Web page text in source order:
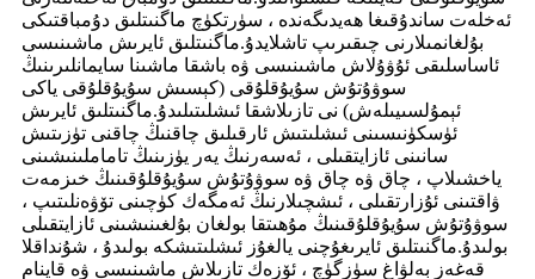
ئەخلەت ساندۇقىغا ھەيدىگەندە ، سۈرتكۈچ ماگنىتلىق دۇمباقتىكى
بۇلغانمىلارنى چىقىرىپ تاشلايدۇ.ماگنىتلىق ئايرىش ماشىنىسى
ئاساسلىقى ئۇۋۇلاش ماشىنىسى ۋە باشقا ماشىنا سايمانلىرىنىڭ
سوۋۇتۇش سۇيۇقلۇقى (كېسىش سۇيۇقلۇقى ياكى
ئېمۇلسىيىلەش) نى تازىلاشقا ئىشلىتىلىدۇ.ماگنىتلىق ئايرىش
ئۈسكۈنىسىنى ئىشلىتىش ئارقىلىق چاقنىڭ چاقنى تۈزىتىش
سانىنى ئازايتقىلى ، ئەسەرنىڭ يەر يۈزىنىڭ تاماملىنىشىنى
ياخشىلاپ ، چاق ۋە چاق ۋە سوۋۇتۇش سۇيۇقلۇقىنىڭ خىزمەت
ۋاقتىنى ئۇزارتقىلى ، ئىشچىلارنىڭ ئەمگەك كۈچىنى تۆۋەنلىتىپ ،
سوۋۇتۇش سۇيۇقلۇقىنىڭ مۇھىتقا بولغان بۇلغىنىشىنى ئازايتقىلى
بولىدۇ.ماگنىتلىق ئايرىغۇچنى يالغۇز ئىشلىتىشكە بولىدۇ ، شۇنداقلا
قەغەز بەلۋاغ سۈزگۈچ ، ئۆزەك تازىلاش ماشىنىسى ۋە قاينام